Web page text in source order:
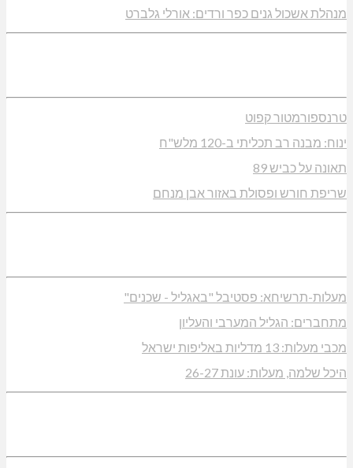
מנהלת אשכול גנים כפר ורדים: אורלי גלברט
טרנספורמטור קפוט
ינוח: מבנה רב תכליתי ב-120 מלש"ח
תאונה על כביש 89
שריפת חורש ופסולת באזור אבן מנחם
מעלות-תרשיחא: פסטיבל "באגליל - שכנים"
מתחברים: הגליל המערבי והעליון
מכבי מעלות: 13 מדליות באליפות ישראל
היכל שלמה, מעלות: עונת 26-27